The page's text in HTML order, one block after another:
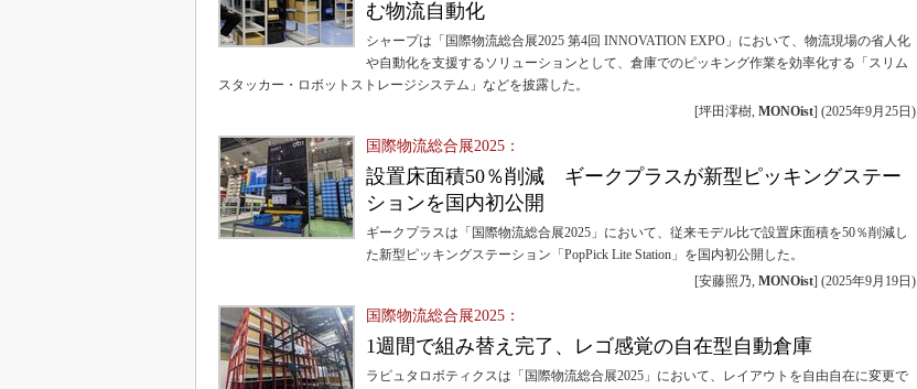
む物流自動化
シャープは「国際物流総合展2025 第4回 INNOVATION EXPO」において、物流現場の省人化
や自動化を支援するソリューションとして、倉庫でのピッキング作業を効率化する「スリム
スタッカー・ロボットストレージシステム」などを披露した。
[坪田澪樹, MONOist] (2025年9月25日 )
国際物流総合展2025：
設置床面積50％削減 ギークプラスが新型ピッキングステー
ションを国内初公開
ギークプラスは「国際物流総合展2025」において、従来モデル比で設置床面積を50％削減し
た新型ピッキングステーション「PopPick Lite Station」を国内初公開した。
[安藤照乃, MONOist] (2025年9月19日 )
国際物流総合展2025：
1週間で組み替え完了、レゴ感覚の自在型自動倉庫
ラピュタロボティクスは「国際物流総合展2025」において、レイアウトを自由自在に変更で